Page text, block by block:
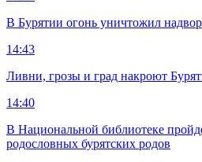
В Бурятии огонь уничтожил
14:43
Ливни, грозы и град накроют
14:40
В Национальной библиотеке
родословных бурятских родов